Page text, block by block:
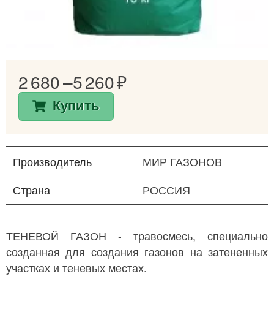
2 680 –5 260
Купить
Производитель
МИР ГАЗОНОВ
Страна
РОССИЯ
ТЕНЕВОЙ ГАЗОН - травосмесь, специально
созданная для создания газонов на затененных
участках и теневых местах.